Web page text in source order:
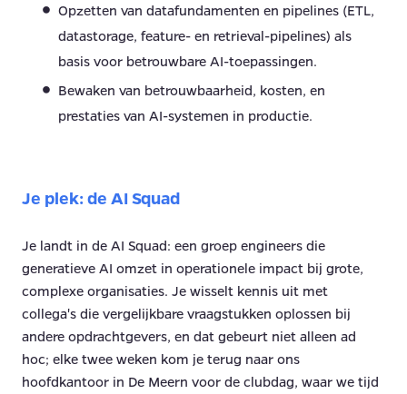
Opzetten van datafundamenten en pipelines (ETL,
datastorage, feature- en retrieval-pipelines) als
basis voor betrouwbare AI-toepassingen.
Bewaken van betrouwbaarheid, kosten, en
prestaties van AI-systemen in productie.
Je plek: de AI Squad
Je landt in de AI Squad: een groep engineers die
generatieve AI omzet in operationele impact bij grote,
complexe organisaties. Je wisselt kennis uit met
collega's die vergelijkbare vraagstukken oplossen bij
andere opdrachtgevers, en dat gebeurt niet alleen ad
hoc; elke twee weken kom je terug naar ons
hoofdkantoor in De Meern voor de clubdag, waar we tijd